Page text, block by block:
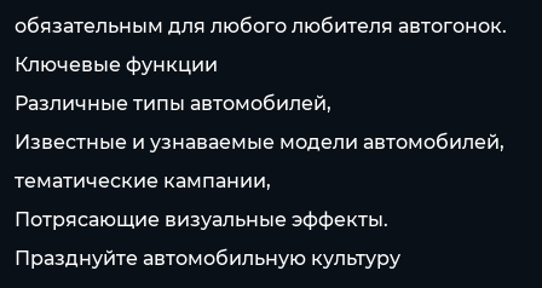
обязательным для любого любителя автогонок.
Ключевые функции
Различные типы автомобилей,
Известные и узнаваемые модели автомобилей,
тематические кампании,
Потрясающие визуальные эффекты.
Празднуйте автомобильную культуру